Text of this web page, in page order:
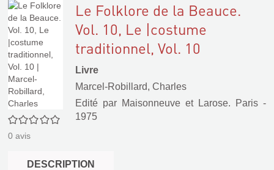
0/5
0 avis
Le Folklore de la Beauce.
Vol. 10, Le |costume
traditionnel, Vol. 10
Livre
Marcel-Robillard, Charles
Edité par Maisonneuve et Larose. Paris -
1975
DESCRIPTION